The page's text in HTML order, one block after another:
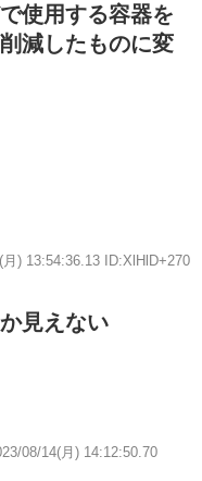
使用する容器を
減したものに変
月) 13:54:36.13 ID:XlHlD+270
見えない
08/14(月) 14:12:50.70